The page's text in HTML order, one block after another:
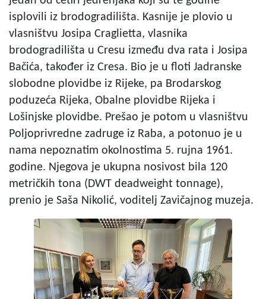
isplovili iz brodogradilišta. Kasnije je plovio u
vlasništvu Josipa Craglietta, vlasnika
brodogradilišta u Cresu između dva rata i Josipa
Bačića, također iz Cresa. Bio je u floti Jadranske
slobodne plovidbe iz Rijeke, pa Brodarskog
poduzeća Rijeka, Obalne plovidbe Rijeka i
Lošinjske plovidbe. Prešao je potom u vlasništvu
Poljoprivredne zadruge iz Raba, a potonuo je u
nama nepoznatim okolnostima 5. rujna 1961.
godine. Njegova je ukupna nosivost bila 120
metričkih tona (DWT deadweight tonnage),
prenio je Saša Nikolić, voditelj Zavičajnog muzeja.